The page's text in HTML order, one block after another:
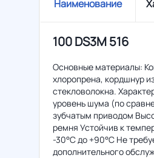
Наименование
100 DS3M 516
Основные материалы:
хлоропрена, кордшнур
стекловолокна.
уровень шума (по
зубчатым приводом
ремня Устойчив к
-30°C до +90°C Не
дополнительного